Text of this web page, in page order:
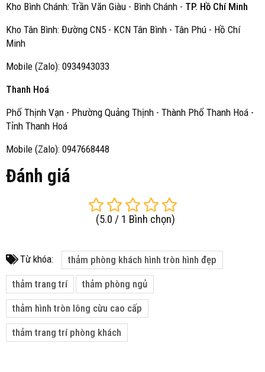
Kho Bình Chánh: Trần Văn Giàu - Bình Chánh - TP. Hồ Chí Minh
Kho Tân Bình: Đường CN5 - KCN Tân Bình - Tân Phú - Hồ Chí
Minh
Mobile (Zalo): 0934943033
Thanh Hoá
Phố Thịnh Vạn - Phường Quảng Thịnh - Thành Phố Thanh Hoá -
Tỉnh Thanh Hoá
Mobile (Zalo): 0947668448
Đánh giá
(5.0 / 1 Bình chọn)
Từ khóa: thảm phòng khách hình tròn hình đẹp
thảm trang trí thảm phòng ngủ
thảm hình tròn lông cừu cao cấp
thảm trang trí phòng khách